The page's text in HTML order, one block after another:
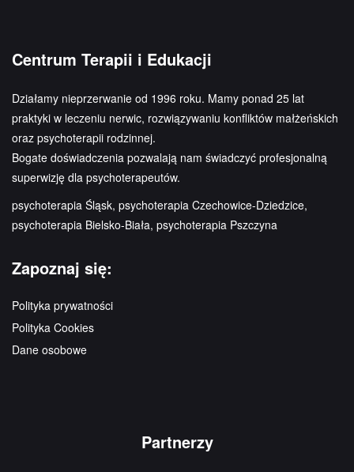
Centrum Terapii i Edukacji
Działamy nieprzerwanie od 1996 roku. Mamy ponad 25 lat
praktyki w leczeniu nerwic, rozwiązywaniu konfliktów małżeńskich
oraz psychoterapii rodzinnej.
Bogate doświadczenia pozwalają nam świadczyć profesjonalną
superwizję dla psychoterapeutów.
psychoterapia Śląsk, psychoterapia Czechowice-Dziedzice,
psychoterapia Bielsko-Biała, psychoterapia Pszczyna
Zapoznaj się:
Polityka prywatności
Polityka Cookies
Dane osobowe
Partnerzy